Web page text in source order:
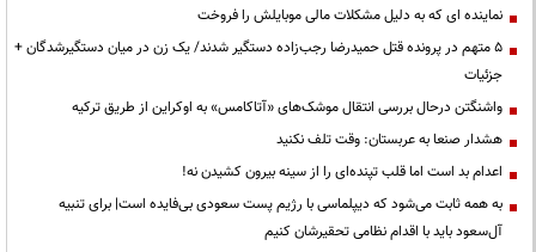
نماینده ای که به دلیل مشکلات مالی موبایلش را فروخت
۵ متهم در پرونده قتل حمیدرضا رجب‌زاده دستگیر شدند/ یک زن در میان دستگیرشدگان +
جزئیات
واشنگتن درحال بررسی انتقال موشک‌های «آتاکامس» به اوکراین از طریق ترکیه
هشدار صنعا به عربستان: وقت تلف نکنید
اعدام بد است اما قلب تپنده‌ای را از سینه بیرون کشیدن نه!
به همه ثابت می‌شود که دیپلماسی با رژیم پست سعودی بی‌فایده است| برای تنبیه
آل‌سعود باید با اقدام نظامی تحقیرشان کنیم